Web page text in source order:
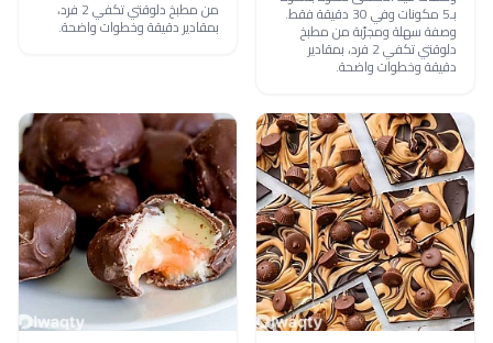
بـ5 مكونات وفي 30 دقيقة فقط.
وصفة سهلة ومجرّبة من مطبخ
دلوقتي تكفي 2 فرد، بمقادير
دقيقة وخطوات واضحة.
من مطبخ دلوقتي تكفي 2 فرد،
بمقادير دقيقة وخطوات واضحة.